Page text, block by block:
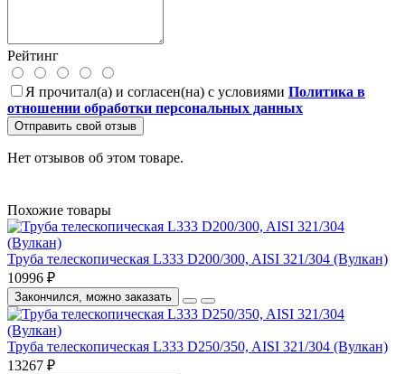
Рейтинг
Я прочитал(а) и согласен(на) с условиями Политика в
отношении обработки персональных данных
Отправить свой отзыв
Нет отзывов об этом товаре.
Похожие товары
Труба телескопическая L333 D200/300, AISI 321/304 (Вулкан)
10996 ₽
Закончился, можно заказать
Труба телескопическая L333 D250/350, AISI 321/304 (Вулкан)
13267 ₽